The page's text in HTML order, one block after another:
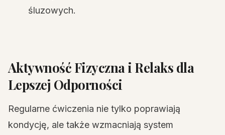
śluzowych.
Aktywność Fizyczna i Relaks dla
Lepszej Odporności
Regularne ćwiczenia nie tylko poprawiają
kondycję, ale także wzmacniają system